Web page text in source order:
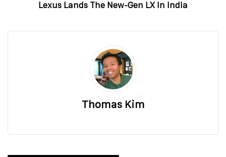
Lexus Lands The New-Gen LX In India
Thomas Kim